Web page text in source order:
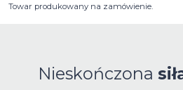
Towar produkowany na zamówienie.
Nieskończona